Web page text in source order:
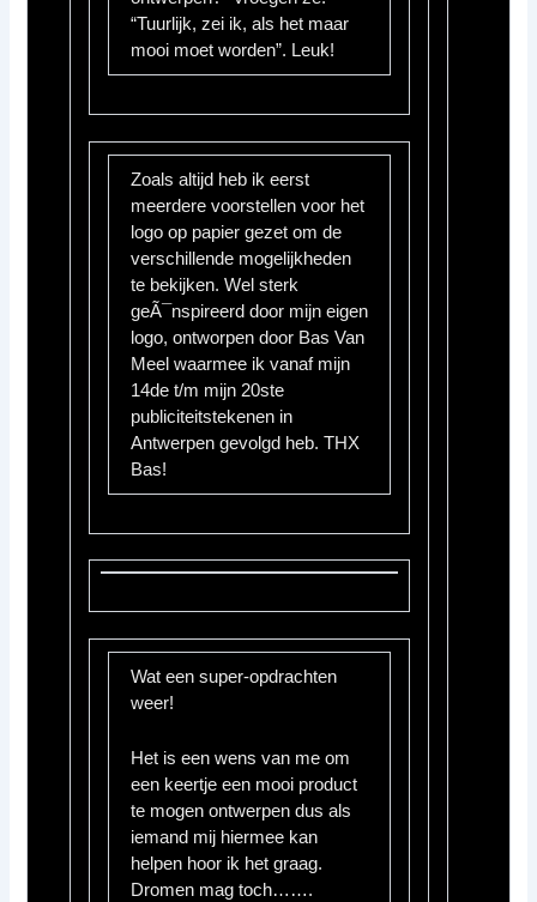
“Tuurlijk, zei ik, als het maar
mooi moet worden”. Leuk!
Zoals altijd heb ik eerst
meerdere voorstellen voor het
logo op papier gezet om de
verschillende mogelijkheden
te bekijken. Wel sterk
geÃ¯nspireerd door mijn eigen
logo, ontworpen door Bas Van
Meel waarmee ik vanaf mijn
14de t/m mijn 20ste
publiciteitstekenen in
Antwerpen gevolgd heb. THX
Bas!
Wat een super-opdrachten
weer!
Het is een wens van me om
een keertje een mooi product
te mogen ontwerpen dus als
iemand mij hiermee kan
helpen hoor ik het graag.
Dromen mag toch…….